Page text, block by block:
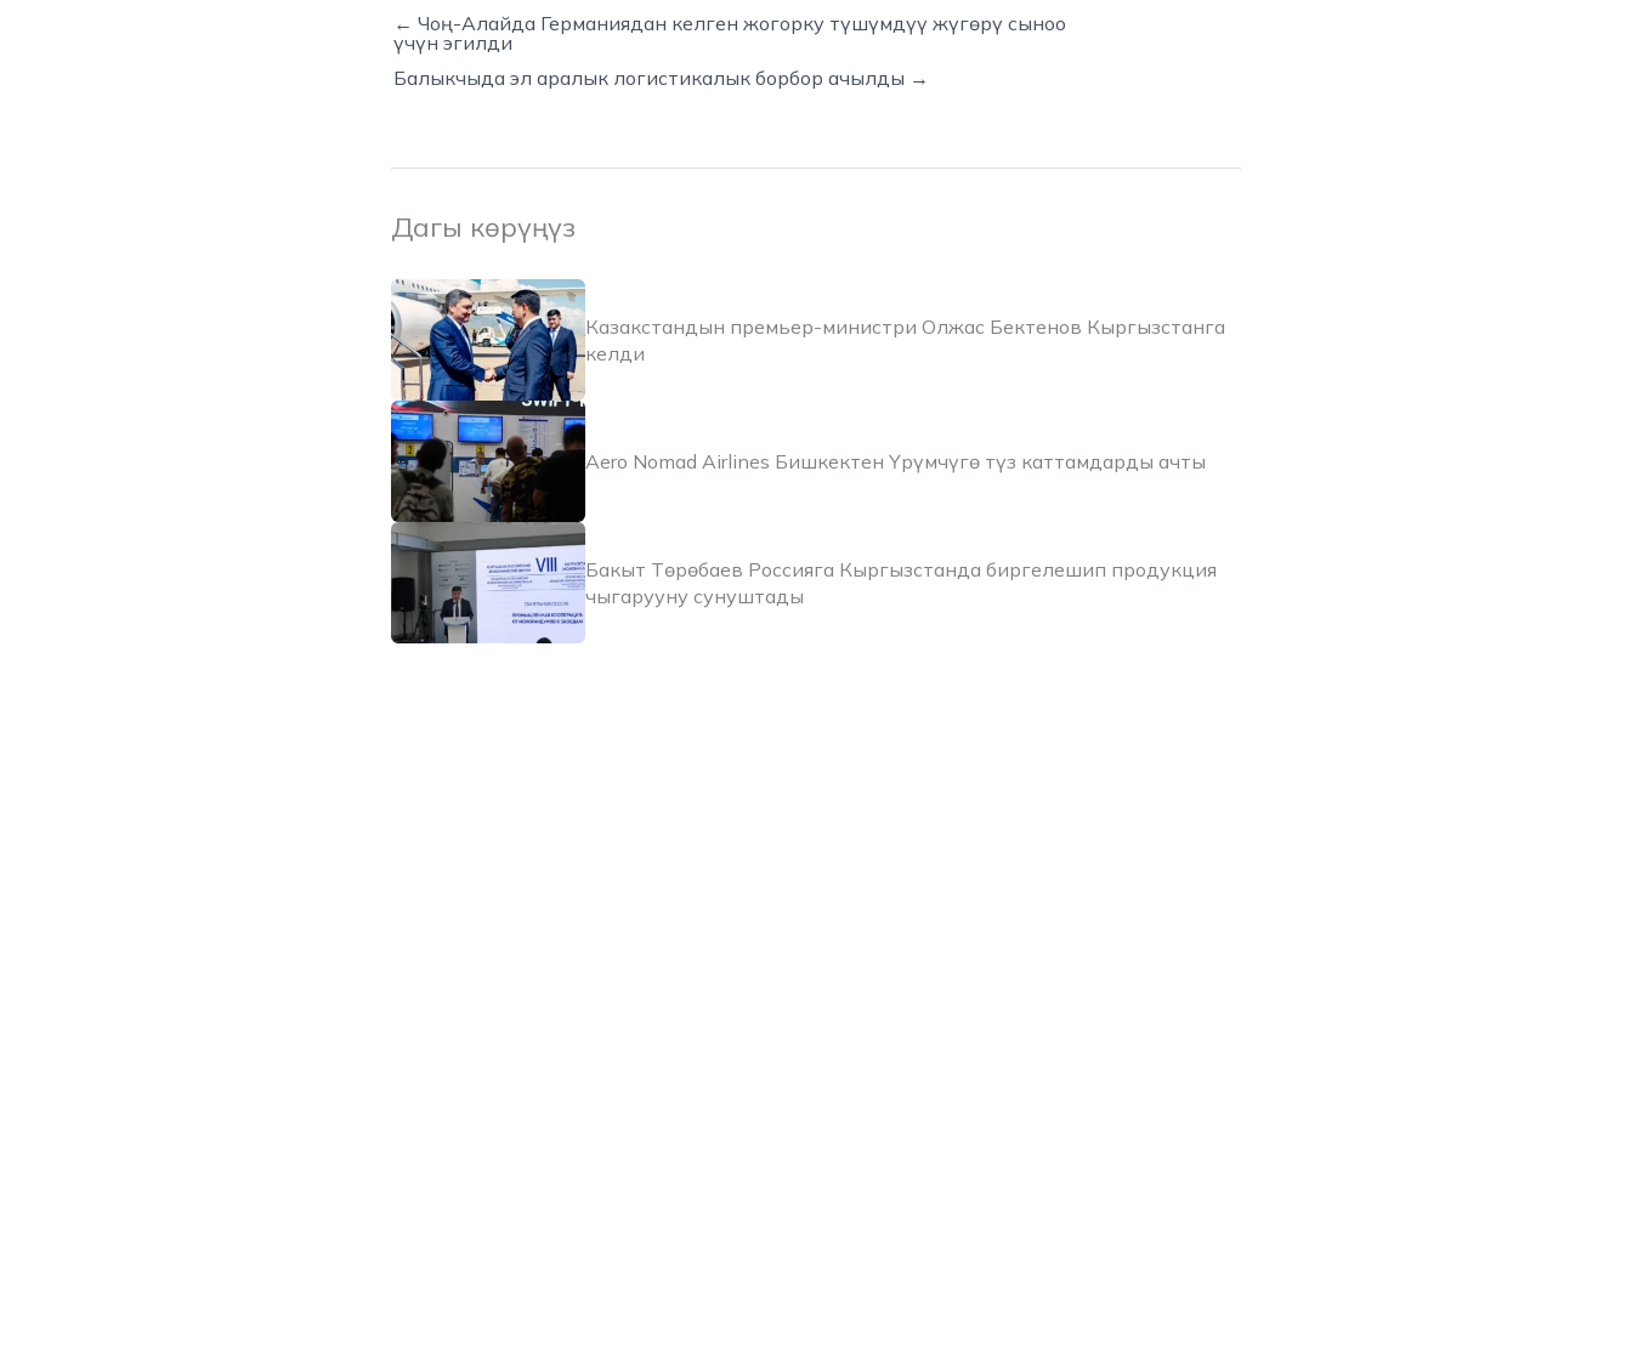
← Чоң-Алайда Германиядан келген жогорку түшүмдүү жүгөрү сыноо
үчүн эгилди
Балыкчыда эл аралык логистикалык борбор ачылды →
Дагы көрүңүз
Казакстандын премьер-министри Олжас Бектенов Кыргызстанга
келди
Aero Nomad Airlines Бишкектен Үрүмчүгө түз каттамдарды ачты
Бакыт Төрөбаев Россияга Кыргызстанда биргелешип продукция
чыгарууну сунуштады